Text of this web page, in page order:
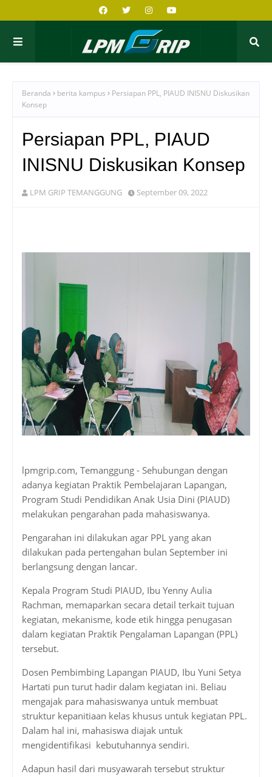
Beranda berita kampus
Persiapan PPL, PIAUD INISNU Diskusikan
Konsep
Persiapan PPL, PIAUD
INISNU Diskusikan Konsep
LPM GRIP TEMANGGUNG September 09, 2022
lpmgrip.com, Temanggung - Sehubungan dengan
adanya kegiatan Praktik Pembelajaran Lapangan,
Program Studi Pendidikan Anak Usia Dini (PIAUD)
melakukan pengarahan pada mahasiswanya.
Pengarahan ini dilakukan agar PPL yang akan
dilakukan pada pertengahan bulan September ini
berlangsung dengan lancar.
Kepala Program Studi PIAUD, Ibu Yenny Aulia
Rachman, memaparkan secara detail terkait tujuan
kegiatan, mekanisme, kode etik hingga penugasan
dalam kegiatan Praktik Pengalaman Lapangan (PPL)
tersebut.
Dosen Pembimbing Lapangan PIAUD, Ibu Yuni Setya
Hartati pun turut hadir dalam kegiatan ini. Beliau
mengajak para mahasiswanya untuk membuat
struktur kepanitiaan kelas khusus untuk kegiatan PPL.
Dalam hal ini, mahasiswa diajak untuk
mengidentifikasi kebutuhannya sendiri.
Adapun hasil dari musyawarah tersebut struktur